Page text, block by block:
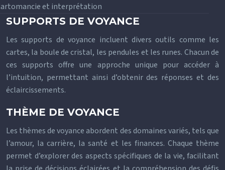
et interprétation
SUPPORTS DE VOYANCE
Les supports de voyance incluent divers outils comme les
cartes, la boule de cristal, les pendules et les runes. Chacun de
ces supports offre une approche unique pour accéder à
l’intuition, permettant ainsi d’obtenir des réponses et des
éclaircissements.
THÈME DE VOYANCE
Les thèmes de voyance abordent des domaines variés, tels que
l’amour, la carrière, la santé et les finances. Chaque thème
permet d’explorer des aspects spécifiques de la vie, facilitant